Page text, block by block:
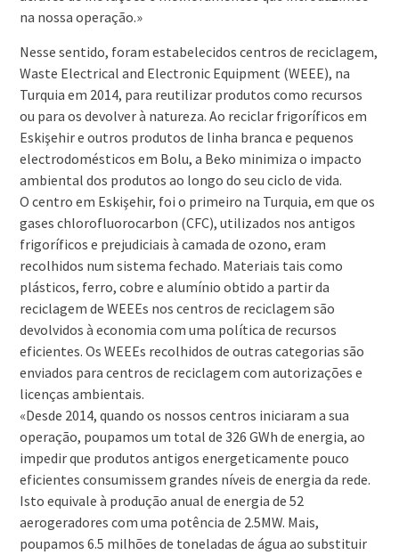
na nossa operação.»
Nesse sentido, foram estabelecidos centros de reciclagem,
Waste Electrical and Electronic Equipment (WEEE), na
Turquia em 2014, para reutilizar produtos como recursos
ou para os devolver à natureza. Ao reciclar frigoríficos em
Eskişehir e outros produtos de linha branca e pequenos
electrodomésticos em Bolu, a Beko minimiza o impacto
ambiental dos produtos ao longo do seu ciclo de vida.
O centro em Eskişehir, foi o primeiro na Turquia, em que os
gases chlorofluorocarbon (CFC), utilizados nos antigos
frigoríficos e prejudiciais à camada de ozono, eram
recolhidos num sistema fechado. Materiais tais como
plásticos, ferro, cobre e alumínio obtido a partir da
reciclagem de WEEEs nos centros de reciclagem são
devolvidos à economia com uma política de recursos
eficientes. Os WEEEs recolhidos de outras categorias são
enviados para centros de reciclagem com autorizações e
licenças ambientais.
«Desde 2014, quando os nossos centros iniciaram a sua
operação, poupamos um total de 326 GWh de energia, ao
impedir que produtos antigos energeticamente pouco
eficientes consumissem grandes níveis de energia da rede.
Isto equivale à produção anual de energia de 52
aerogeradores com uma potência de 2.5MW. Mais,
poupamos 6.5 milhões de toneladas de água ao substituir